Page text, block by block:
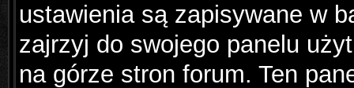
ustawienia są zapisywane w
zajrzyj do swojego panelu
na górze stron forum. Ten